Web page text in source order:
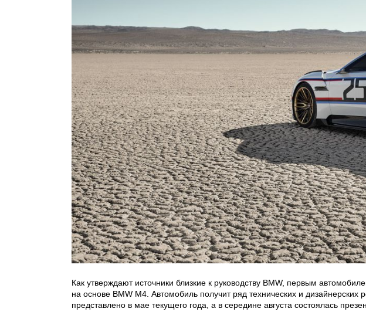
Как утверждают источники близкие к руководству BMW, первым
на основе BMW M4. Автомобиль получит ряд технических и дизайнерских
представлено в мае текущего года, а в середине августа состоялась